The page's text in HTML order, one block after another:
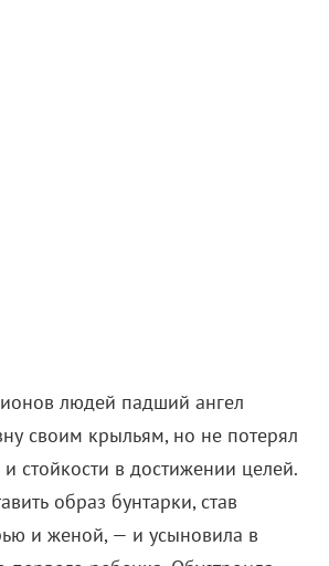
людей падший ангел
своим крыльям, но не потерял
стойкости в достижении целей.
образ бунтарки, став
и женой, — и усыновила в